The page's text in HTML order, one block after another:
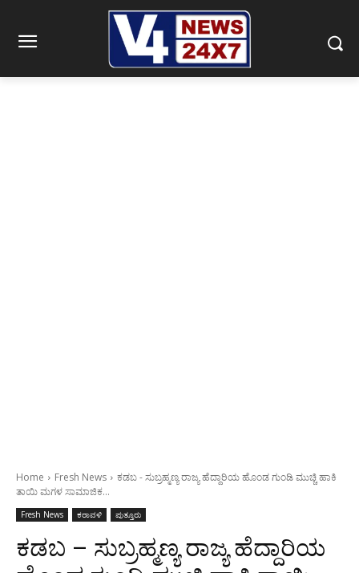
Home Fresh News
ಕಡಬ - ಸುಬ್ರಹ್ಮಣ್ಯ ರಾಜ್ಯ ಹೆದ್ದಾರಿಯ ಹೊಂಡ ಗುಂಡಿ ಮುಚ್ಚಿ ಹಾಕಿ
ತಾಯಿ ಮಗಳ ಸಾಮಾಜಿಕ...
Fresh News ಕರಾವಳಿ ಪುತ್ತೂರು
ಕಡಬ – ಸುಬ್ರಹ್ಮಣ್ಯ ರಾಜ್ಯ ಹೆದ್ದಾರಿಯ